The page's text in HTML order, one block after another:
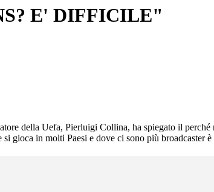
E' DIFFICILE"
della Uefa, Pierluigi Collina, ha spiegato il
gioca in molti Paesi e dove ci sono più broadcaster